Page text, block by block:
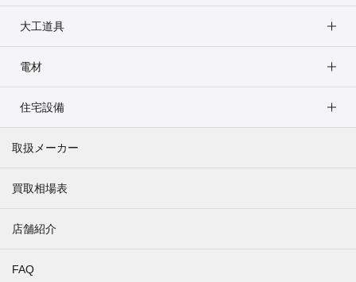
大工道具
電材
住宅設備
取扱メーカー
買取相場表
店舗紹介
FAQ